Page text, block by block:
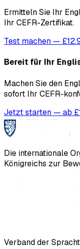
Ermitteln Sie Ihr
Ihr CEFR-Zertifikat.
Test machen —
Bereit für Ihr
Machen Sie den
sofort Ihr CEFR-
Jetzt starten — ab £
Die internationale
Königreichs zur
Verband der